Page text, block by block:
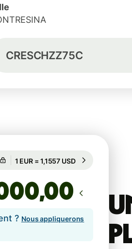
CRESCHZZ75C
Garanti pour 90 h
,00
? Nous appliquerons